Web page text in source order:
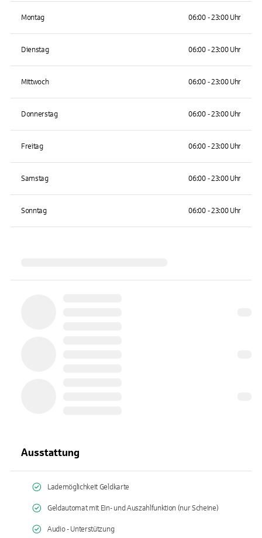
Montag 06:00 - 23:00 Uhr
Dienstag 06:00 - 23:00 Uhr
Mittwoch 06:00 - 23:00 Uhr
Donnerstag 06:00 - 23:00 Uhr
Freitag 06:00 - 23:00 Uhr
Samstag 06:00 - 23:00 Uhr
Sonntag 06:00 - 23:00 Uhr
Ausstattung
Lademöglichkeit Geldkarte
Geldautomat mit Ein- und Auszahlfunktion (nur Scheine)
Audio - Unterstützung